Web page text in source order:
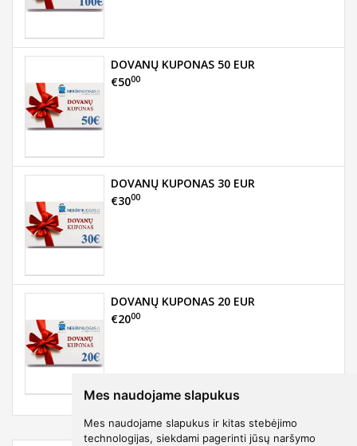
Mes naudojame slapukus
Mes naudojame slapukus ir kitas stebėjimo
technologijas, siekdami pagerinti jūsų naršymo
DOVANŲ KUPONAS 50 EUR
€5000
DOVANŲ KUPONAS 30 EUR
€3000
DOVANŲ KUPONAS 20 EUR
€2000